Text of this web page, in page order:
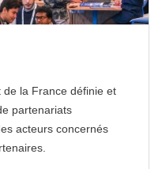
la France définie et
partenariats
acteurs concernés